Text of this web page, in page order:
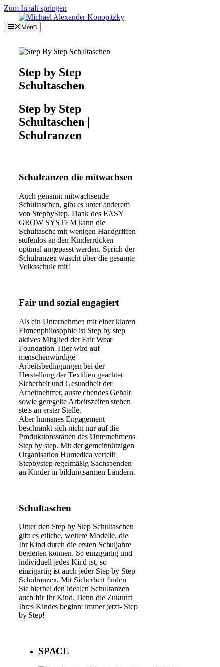
Zum Inhalt springen
Menü
Step by Step
Schultaschen
Step by Step
Schultaschen |
Schulranzen
Schulranzen die mitwachsen
Auch genannt mitwachsende
Schultaschen, gibt es unter anderem
von StepbyStep. Dank des EASY
GROW SYSTEM kann die
Schultasche mit wenigen Handgriffen
stufenlos an den Kinderrücken
optimal angepasst werden. Sprich der
Schulranzen wäscht über die gesamte
Volksschule mit!
Fair und sozial engagiert
Als ein Unternehmen mit einer klaren
Firmenphilosophie ist Step by step
aktives Mitglied der Fair Wear
Foundation. Hier wird auf
menschenwürdige
Arbeitsbedingungen bei der
Herstellung der Textilien geachtet.
Sicherheit und Gesundheit der
Arbeitnehmer, ausreichendes Gehalt
sowie geregelte Arbeitszeiten stehen
stets an erster Stelle.
Aber humanes Engagement
beschränkt sich nicht nur auf die
Produktionsstätten des Unternehmens
Step by step. Mit der gemeinnützigen
Organisation Humedica verteilt
Stepbystep regelmäßig Sachspenden
an Kinder in bildungsarmen Ländern.
Schultaschen
Unter den Step by Step Schultaschen
gibt es etliche, weitere Modelle, die
Ihr Kind durch die ersten Schuljahre
begleiten können. So einzigartig und
individuell jedes Kind ist, so
einzigartig ist auch jeder Step by Step
Schulranzen. Mit Sicherheit finden
Sie hierbei den idealen Schulranzen
auch für Ihr Kind. Denn die Zukunft
Ihres Kindes beginnt immer jetzt- Step
by Step!
SPACE